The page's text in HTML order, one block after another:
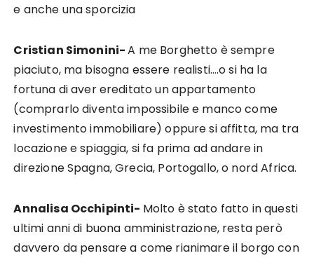
e anche una sporcizia
Cristian Simonini-A me Borghetto è sempre
piaciuto, ma bisogna essere realisti….o si ha la
fortuna di aver ereditato un appartamento
(comprarlo diventa impossibile e manco come
investimento immobiliare) oppure si affitta, ma tra
locazione e spiaggia, si fa prima ad andare in
direzione Spagna, Grecia, Portogallo, o nord Africa.
Annalisa Occhipinti- Molto è stato fatto in questi
ultimi anni di buona amministrazione, resta però
davvero da pensare a come rianimare il borgo con